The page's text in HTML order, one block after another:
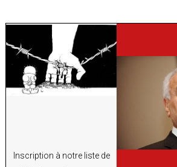
Inscription à notre liste de